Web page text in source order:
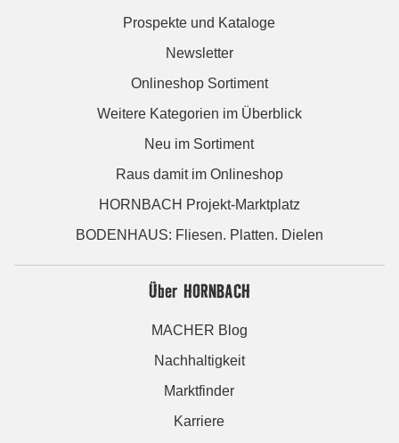
Prospekte und Kataloge
Newsletter
Onlineshop Sortiment
Weitere Kategorien im Überblick
Neu im Sortiment
Raus damit im Onlineshop
HORNBACH Projekt-Marktplatz
BODENHAUS: Fliesen. Platten. Dielen
Über HORNBACH
MACHER Blog
Nachhaltigkeit
Marktfinder
Karriere